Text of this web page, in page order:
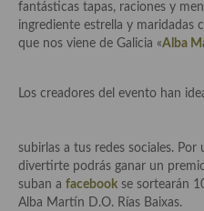
Especias, hierbas,
Historia de la gastronomía,
Protocolo y buenas maneras.
Ocio – restaurantes, bares,
fantásticas tapas, raciones y
ingrediente estrella y maridadas
que nos viene de Galicia «Alba
Los creadores del evento han
subirlas a tus redes sociales. Por
divertirte podrás ganar un
suban a facebook se sortearán
Alba Martín D.O. Rías Baixas.